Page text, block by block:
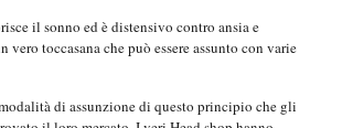
il sonno ed è distensivo contro ansia e
vero toccasana che può essere assunto con varie
di assunzione di questo principio che gli